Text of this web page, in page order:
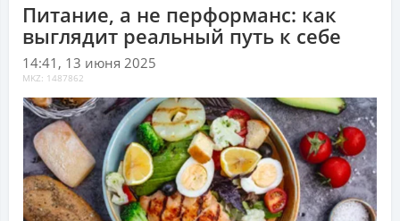
Питание, а не перформанс: как
выглядит реальный путь к себе
14:41, 13 июня 2025
MKZ: 1487862